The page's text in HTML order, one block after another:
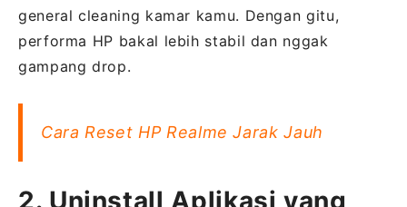
general cleaning kamar kamu. Dengan gitu,
performa HP bakal lebih stabil dan nggak
gampang drop.
Cara Reset HP Realme Jarak Jauh
2. Uninstall Aplikasi yang